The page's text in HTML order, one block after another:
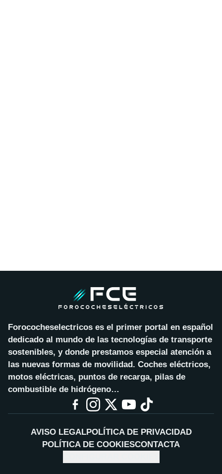
Forococheselectricos es el primer portal en español
dedicado al mundo de las tecnologías de transporte
sostenibles, y donde prestamos especial atención a
las nuevas formas de movilidad. Coches eléctricos,
motos eléctricas, puntos de recarga, pilas de
combustible de hidrógeno…
AVISO LEGALPOLÍTICA DE PRIVACIDAD
POLÍTICA DE COOKIESCONTACTA